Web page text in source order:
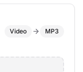
Video MP3